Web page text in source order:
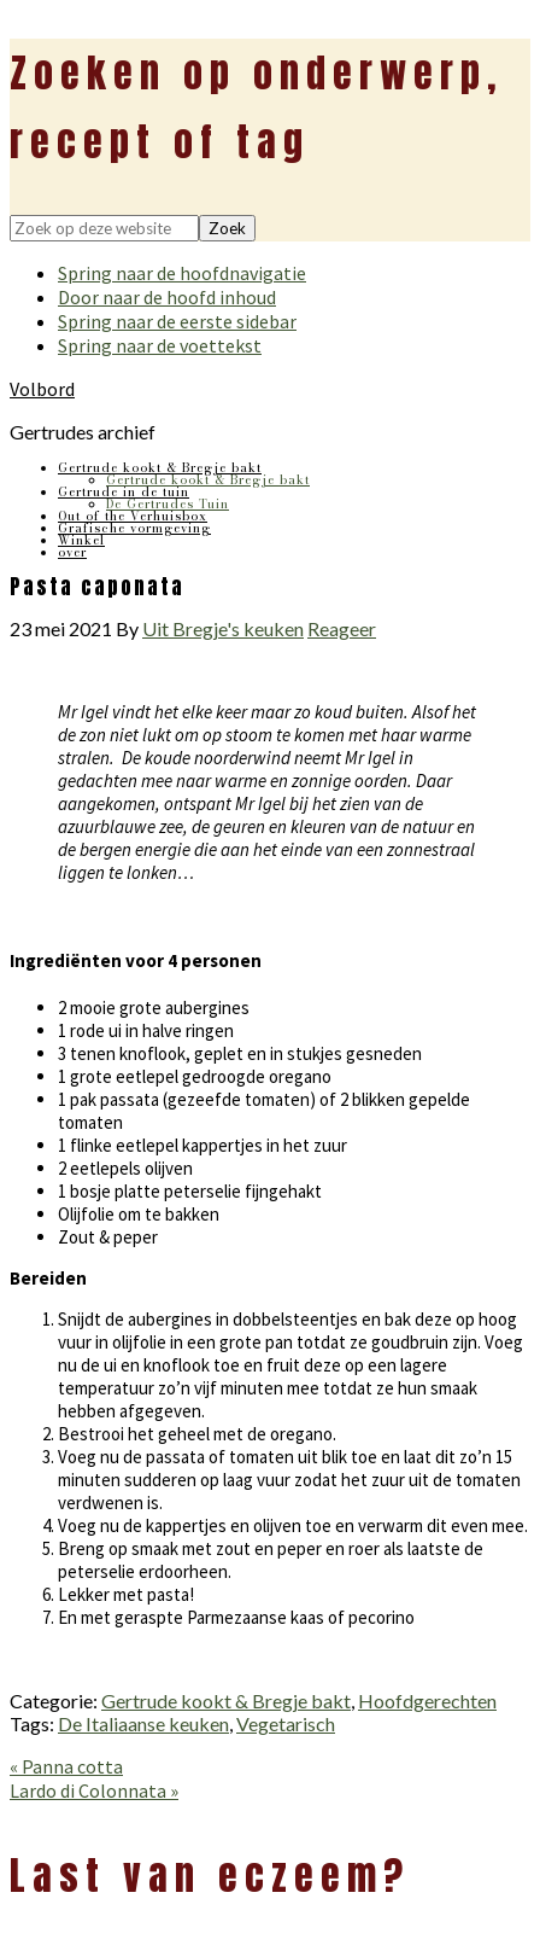
Zoeken op onderwerp,
recept of tag
Zoek
deze
website
Spring naar de hoofdnavigatie
Door naar de hoofd inhoud
Spring naar de eerste sidebar
Spring naar de voettekst
Volbord
Gertrudes archief
Gertrude kookt & Bregje bakt
Gertrude kookt & Bregje bakt
Gertrude in de tuin
De Gertrudes Tuin
Out of the Verhuisbox
Grafische vormgeving
Winkel
over
Pasta caponata
23 mei 2021 By Uit Bregje's keuken Reageer
Mr Igel vindt het elke keer maar zo koud buiten. Alsof het
de zon niet lukt om op stoom te komen met haar warme
stralen. De koude noorderwind neemt Mr Igel in
gedachten mee naar warme en zonnige oorden. Daar
aangekomen, ontspant Mr Igel bij het zien van de
azuurblauwe zee, de geuren en kleuren van de natuur en
de bergen energie die aan het einde van een zonnestraal
liggen te lonken…
Ingrediënten voor 4 personen
2 mooie grote aubergines
1 rode ui in halve ringen
3 tenen knoflook, geplet en in stukjes gesneden
1 grote eetlepel gedroogde oregano
1 pak passata (gezeefde tomaten) of 2 blikken gepelde
tomaten
1 flinke eetlepel kappertjes in het zuur
2 eetlepels olijven
1 bosje platte peterselie fijngehakt
Olijfolie om te bakken
Zout & peper
Bereiden
Snijdt de aubergines in dobbelsteentjes en bak deze op hoog
vuur in olijfolie in een grote pan totdat ze goudbruin zijn. Voeg
nu de ui en knoflook toe en fruit deze op een lagere
temperatuur zo’n vijf minuten mee totdat ze hun smaak
hebben afgegeven.
Bestrooi het geheel met de oregano.
Voeg nu de passata of tomaten uit blik toe en laat dit zo’n 15
minuten sudderen op laag vuur zodat het zuur uit de tomaten
verdwenen is.
Voeg nu de kappertjes en olijven toe en verwarm dit even mee.
Breng op smaak met zout en peper en roer als laatste de
peterselie erdoorheen.
Lekker met pasta!
En met geraspte Parmezaanse kaas of pecorino
Categorie: Gertrude kookt & Bregje bakt, Hoofdgerechten
Tags: De Italiaanse keuken,Vegetarisch
Vorig
bericht:
« Panna cotta
Volgend
Lardo di Colonnata »
Interacties
Last van eczeem?